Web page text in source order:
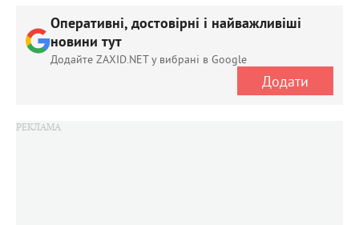
Оперативні, достовірні і найважливіші
новини тут
Додайте ZAXID.NET у вибрані в Google
Додати